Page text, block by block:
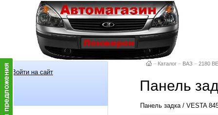
Войти на сайт
– Каталог – ВАЗ – 2180
Панель
Панель задка / VESTA